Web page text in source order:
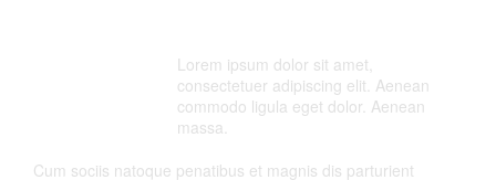
Lorem ipsum dolor sit amet,
consectetuer adipiscing elit. Aenean
commodo ligula eget dolor. Aenean
massa.
Cum sociis natoque penatibus et magnis dis parturient